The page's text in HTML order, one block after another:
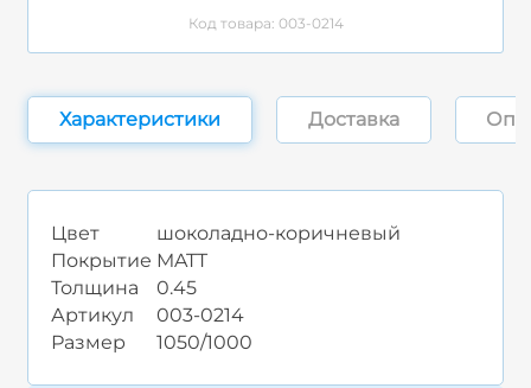
Код товара: 003-0214
Характеристики Доставка
Цвет
шоколадно-коричневый
Покрытие MATT
Толщина
0.45
Артикул
003-0214
Размер
1050/1000